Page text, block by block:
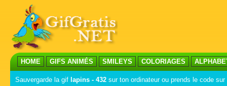
HOME GIFS ANIMÉS SMILEYS COLORIAGES
Sauvergarde la gif lapins - 432 sur ton ordinateur ou prends le code sur